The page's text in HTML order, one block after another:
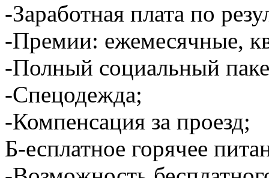
-Заработная плата по
-Премии: ежемесячные,
-Полный социальный
-Спецодежда;
-Компенсация за проезд;
Б-есплатное горячее